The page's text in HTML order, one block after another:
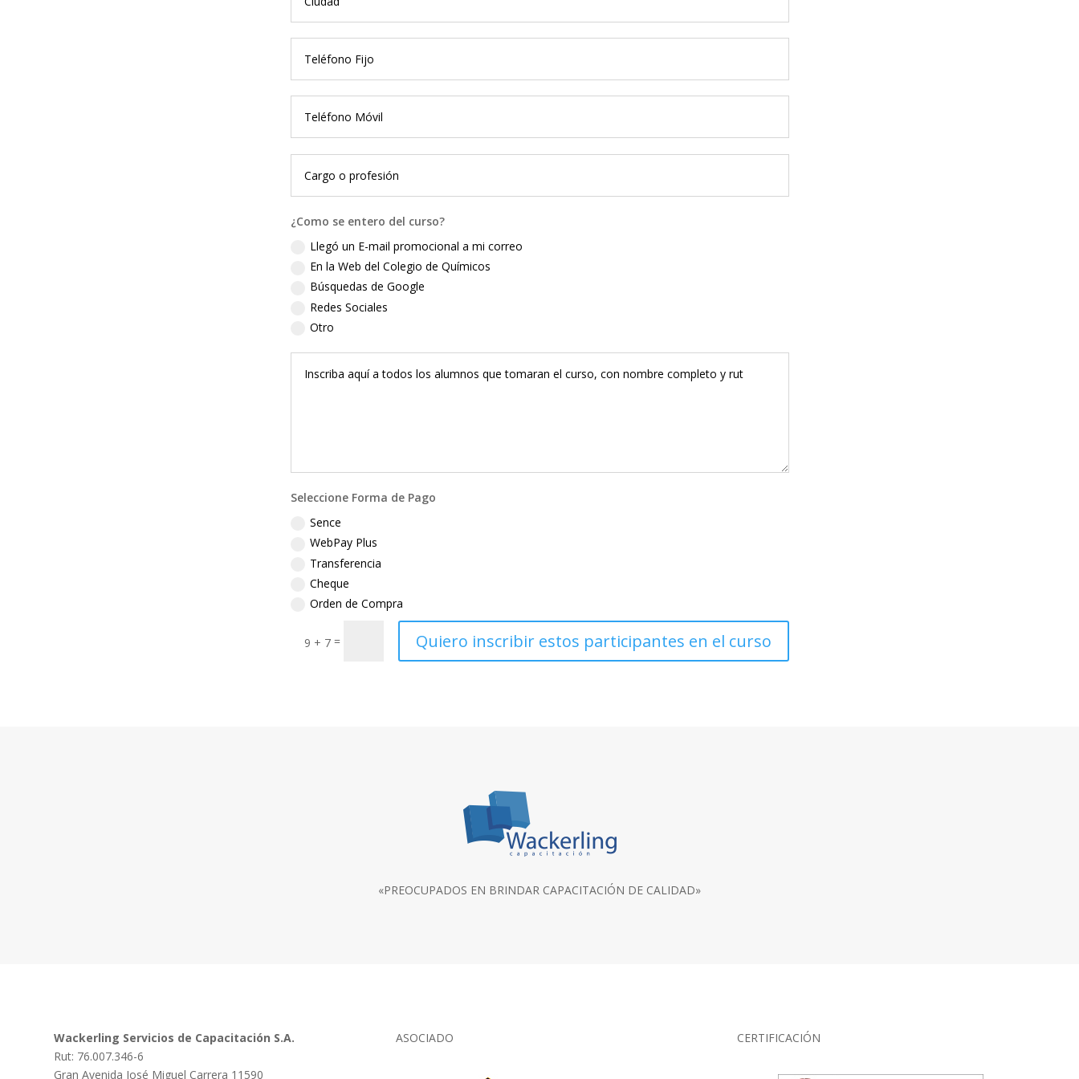
¿Como se entero del curso?
Llegó un E-mail promocional a mi correo
En la Web del Colegio de Químicos
Búsquedas de Google
Redes Sociales
Otro
Seleccione Forma de Pago
Sence
WebPay Plus
Transferencia
Cheque
Orden de Compra
9 + 7= Quiero inscribir estos participantes en el curso
«PREOCUPADOS EN BRINDAR CAPACITACIÓN DE CALIDAD»
Wackerling Servicios de Capacitación S.A.
Rut: 76.007.346-6
Gran Avenida José Miguel Carrera 11590
ASOCIADO CERTIFICACIÓN